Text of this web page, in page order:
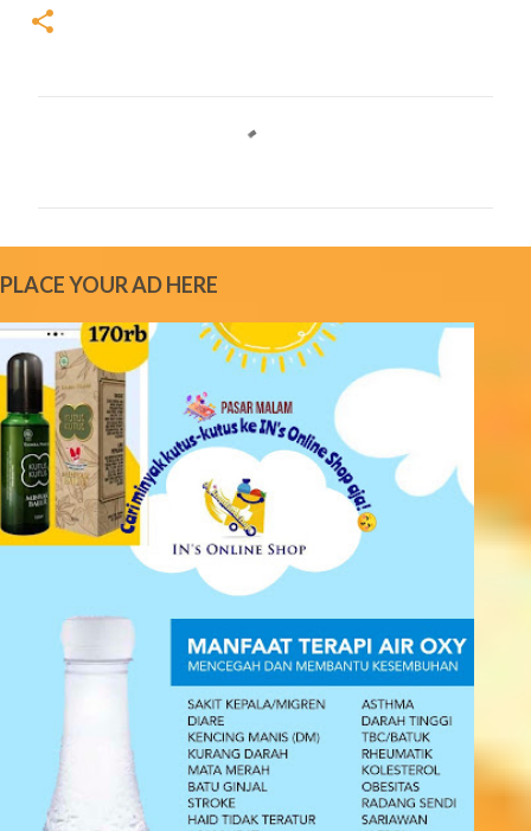
n
t
s
PLACE YOUR AD HERE